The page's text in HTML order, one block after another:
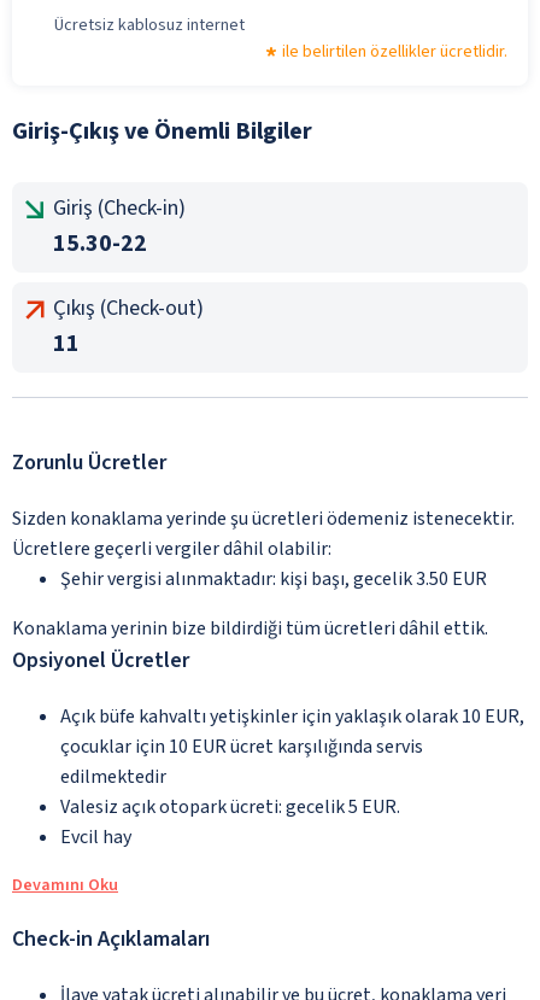
Ücretsiz kablosuz internet
ile belirtilen özellikler ücretlidir.
Giriş-Çıkış ve Önemli Bilgiler
Giriş (Check-in)
15.30-22
Çıkış (Check-out)
11
Zorunlu Ücretler
Sizden konaklama yerinde şu ücretleri ödemeniz istenecektir.
Ücretlere geçerli vergiler dâhil olabilir:
Şehir vergisi alınmaktadır: kişi başı, gecelik 3.50 EUR
Konaklama yerinin bize bildirdiği tüm ücretleri dâhil ettik.
Opsiyonel Ücretler
Açık büfe kahvaltı yetişkinler için yaklaşık olarak 10 EUR,
çocuklar için 10 EUR ücret karşılığında servis
edilmektedir
Valesiz açık otopark ücreti: gecelik 5 EUR.
Evcil hay
Devamını Oku
Check-in Açıklamaları
İlave yatak ücreti alınabilir ve bu ücret, konaklama yeri